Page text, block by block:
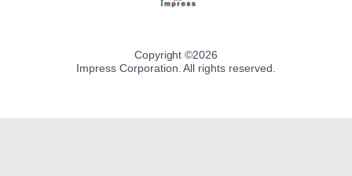
Copyright ©2026
Impress Corporation. All rights reserved.